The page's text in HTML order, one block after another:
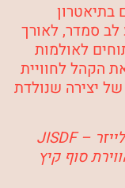
בתיאטרון
לב סמדר, לאורך
לאולמות
הקהל לחוויית
של יצירה שנולדת
בשמלה שחורה וסניקרס, בג'ינס או בלייזר – JISDF
סוף קיץ